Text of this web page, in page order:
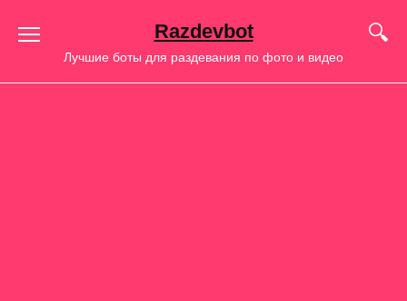
содержанию
Razdevbot
Лучшие боты для раздевания по фото и видео